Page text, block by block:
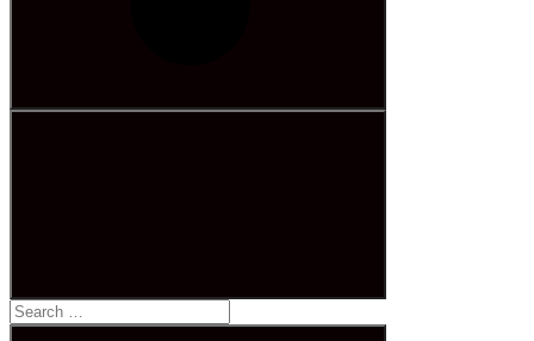
Search
for: